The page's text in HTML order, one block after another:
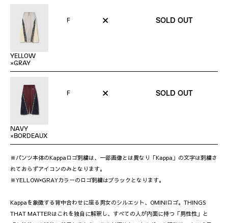
YELLOW
×GRAY
F × SOLD OUT
NAVY
×BORDEAUX
F × SOLD OUT
※パンツ本体のKappaロゴ刺繍は、一部画像とは異なり「Kappa」の文字は刺繍さ
れておらずアイコンのみとなります。
※YELLOW×GRAYカラーのロゴ刺繍はブラックとなります。
Kappaを象徴する背中合わせに座る男女のシルエット、OMINIロゴ。THINGS
THAT MATTERはこれを独自に解釈し、すべての人が内面に持つ「男性性」と